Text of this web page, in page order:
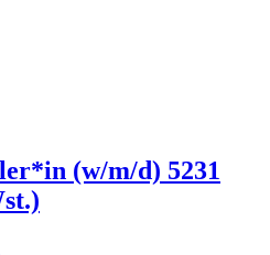
(w/m/d) 5231